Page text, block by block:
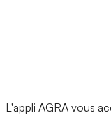
L'appli AGRA vous